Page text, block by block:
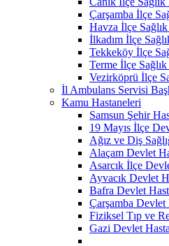
Çarşamba İlçe
Havza İlçe
İlkadım İlçe
Tekkeköy İlçe
Terme İlçe
Vezirköprü İlçe
İl Ambulans Servisi
Kamu Hastaneleri
Samsun Şehir
19 Mayıs İlçe
Ağız ve Diş
Alaçam Devlet
Asarcık İlçe
Ayvacık Devlet
Bafra Devlet
Çarşamba Devlet
Fiziksel Tıp ve
Gazi Devlet